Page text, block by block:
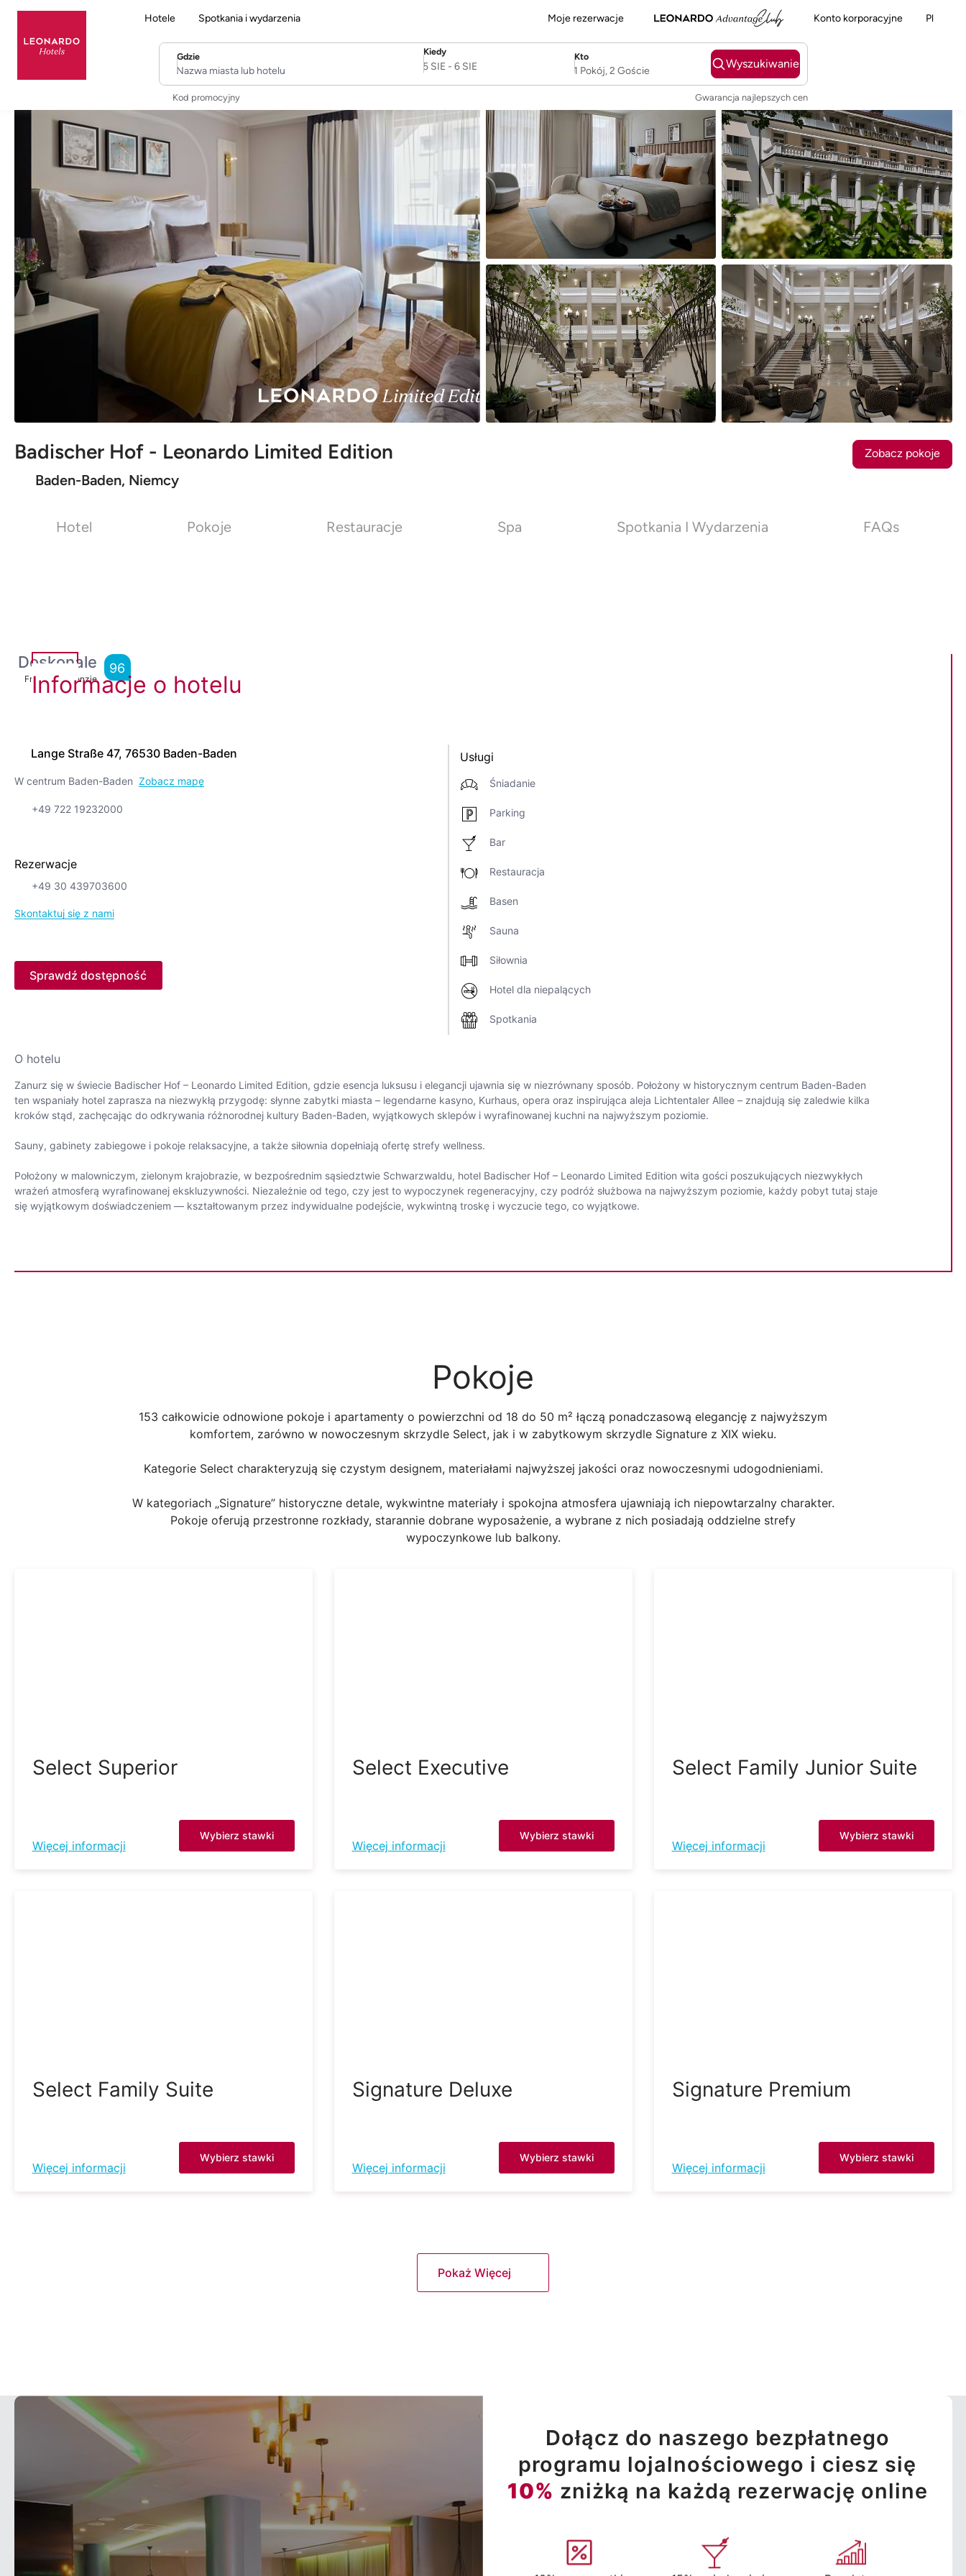
Hotele Spotkania i wydarzenia Moje rezerwacje Konto korporacyjne Pl
Badischer Hof - Leonardo Limited Edition
Baden-Baden, Niemcy
Zobacz pokoje
Gdzie
Nazwa miasta lub hotelu
Kiedy
SelectDate
5 SIE - 6 SIE
Kto
Username
1 Pokój, 2 Goście
Wyszukiwanie
Kod promocyjny Gwarancja najlepszych cen
Hotel Pokoje Restauracje Spa Spotkania I Wydarzenia FAQs
Doskonale
From92Recenzje
96
Informacje o hotelu
Lange Straße 47, 76530 Baden-Baden
W centrum Baden-Baden Zobacz mapę
+49 722 19232000
Rezerwacje
+49 30 439703600
Skontaktuj się z nami
Sprawdź dostępność
Usługi
Śniadanie
Parking
Bar
Restauracja
Basen
Sauna
Siłownia
Hotel dla niepalących
Spotkania
O hotelu
Zanurz się w świecie Badischer Hof – Leonardo Limited Edition, gdzie esencja luksusu i elegancji ujawnia się w niezrównany sposób. Położony w historycznym centrum Baden-Baden
ten wspaniały hotel zaprasza na niezwykłą przygodę: słynne zabytki miasta – legendarne kasyno, Kurhaus, opera oraz inspirująca aleja Lichtentaler Allee – znajdują się zaledwie kilka
kroków stąd, zachęcając do odkrywania różnorodnej kultury Baden-Baden, wyjątkowych sklepów i wyrafinowanej kuchni na najwyższym poziomie.
Sauny, gabinety zabiegowe i pokoje relaksacyjne, a także siłownia dopełniają ofertę strefy wellness.
Położony w malowniczym, zielonym krajobrazie, w bezpośrednim sąsiedztwie Schwarzwaldu, hotel Badischer Hof – Leonardo Limited Edition wita gości poszukujących niezwykłych
wrażeń atmosferą wyrafinowanej ekskluzywności. Niezależnie od tego, czy jest to wypoczynek regeneracyjny, czy podróż służbowa na najwyższym poziomie, każdy pobyt tutaj staje
się wyjątkowym doświadczeniem — kształtowanym przez indywidualne podejście, wykwintną troskę i wyczucie tego, co wyjątkowe.
Pokoje
153 całkowicie odnowione pokoje i apartamenty o powierzchni od 18 do 50 m² łączą ponadczasową elegancję z najwyższym
komfortem, zarówno w nowoczesnym skrzydle Select, jak i w zabytkowym skrzydle Signature z XIX wieku.
Kategorie Select charakteryzują się czystym designem, materiałami najwyższej jakości oraz nowoczesnymi udogodnieniami.
W kategoriach „Signature” historyczne detale, wykwintne materiały i spokojna atmosfera ujawniają ich niepowtarzalny charakter.
Pokoje oferują przestronne rozkłady, starannie dobrane wyposażenie, a wybrane z nich posiadają oddzielne strefy
wypoczynkowe lub balkony.
Select Superior
Więcej informacji
Wybierz stawki
Select Executive
Więcej informacji
Wybierz stawki
Select Family Junior Suite
Więcej informacji
Wybierz stawki
Select Family Suite
Więcej informacji
Wybierz stawki
Signature Deluxe
Więcej informacji
Wybierz stawki
Signature Premium
Więcej informacji
Wybierz stawki
Pokaż Więcej
Dołącz do naszego bezpłatnego
programu lojalnościowego i ciesz się
10% zniżką na każdą rezerwację online